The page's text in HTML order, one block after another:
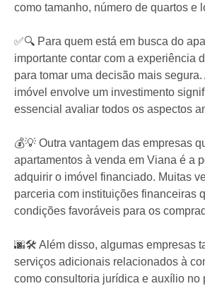
como tamanho, número de quartos e
✅🔍 Para quem está em busca do
importante contar com a experiência
para tomar uma decisão mais
imóvel envolve um investimento
essencial avaliar todos os aspectos
💰💡 Outra vantagem das empresas
apartamentos à venda em Viana é a
adquirir o imóvel financiado. Muitas
parceria com instituições financeiras
condições favoráveis para os
🌆🛠️ Além disso, algumas empresas
serviços adicionais relacionados à
como consultoria jurídica e auxílio no